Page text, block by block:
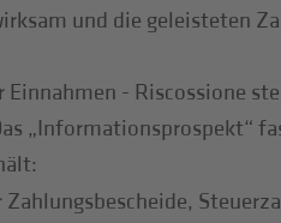
und die geleisteten
Einnahmen - Riscossione
„Informationsprospekt“
Zahlungsbescheide,